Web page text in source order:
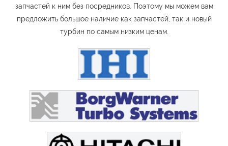
запчастей к ним без посредников. Поэтому мы можем вам
предложить большое наличие как запчастей, так и новый
турбин по самым низким ценам.